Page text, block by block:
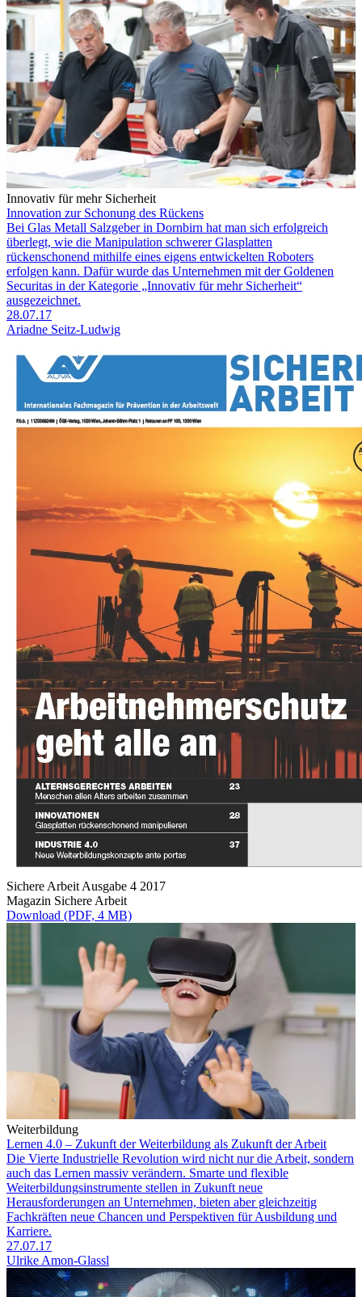
Innovativ für mehr Sicherheit
Innovation zur Schonung des Rückens
Bei Glas Metall Salzgeber in Dornbirn hat man sich erfolgreich
überlegt, wie die Manipulation schwerer Glasplatten
rückenschonend mithilfe eines eigens entwickelten Roboters
erfolgen kann. Dafür wurde das Unternehmen mit der Goldenen
Securitas in der Kategorie „Innovativ für mehr Sicherheit“
ausgezeichnet.
28.07.17
Ariadne Seitz-Ludwig
Sichere Arbeit Ausgabe 4 2017
Magazin Sichere Arbeit
Download (PDF, 4 MB)
Weiterbildung
Lernen 4.0 – Zukunft der Weiterbildung als Zukunft der Arbeit
Die Vierte Industrielle Revolution wird nicht nur die Arbeit, sondern
auch das Lernen massiv verändern. Smarte und flexible
Weiterbildungsinstrumente stellen in Zukunft neue
Herausforderungen an Unternehmen, bieten aber gleichzeitig
Fachkräften neue Chancen und Perspektiven für Ausbildung und
Karriere.
27.07.17
Ulrike Amon-Glassl